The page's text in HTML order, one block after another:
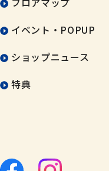
イベント・POPUP
ショップニュース
特典